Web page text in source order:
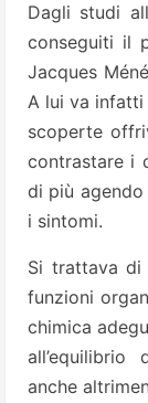
Dagli studi
conseguiti il
Jacques
A lui va
scoperte
contrastare i
di più
i sintomi.
Si trattava di
funzioni
chimica
all’equilibrio
anche